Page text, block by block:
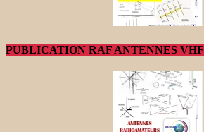
PUBLICATION RAF ANTENNES VHF